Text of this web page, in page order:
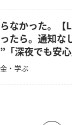
なかった。【
たら。通知な
「深夜でも安心
・学ぶ